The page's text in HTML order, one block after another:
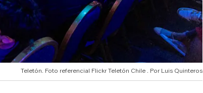
Teletón. Foto referencial Flickr Teletón Chile Luis Quinteros